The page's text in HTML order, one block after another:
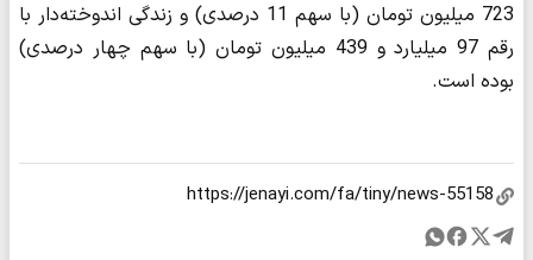
723 میلیون تومان (با سهم 11 درصدی) و زندگی اندوخته‌دار با
رقم 97 میلیارد و 439 میلیون تومان (با سهم چهار درصدی)
بوده‌ است.